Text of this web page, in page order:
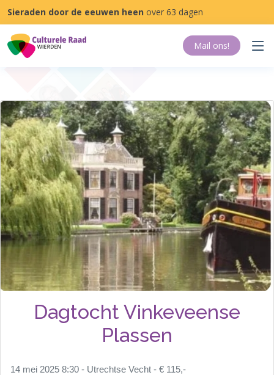
Sieraden door de eeuwen heen over 63 dagen
Mail ons!
Dagtocht Vinkeveense
Plassen
14 mei 2025 8:30 - Utrechtse Vecht - € 115,-